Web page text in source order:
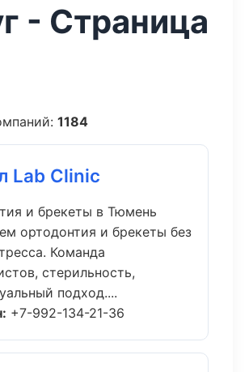
- Страница
1184
Lab Clinic
и брекеты в Тюмень
ортодонтия и брекеты без
Команда
стерильность,
подход....
+7-992-134-21-36